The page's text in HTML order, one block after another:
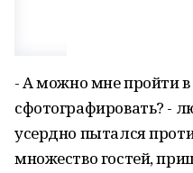
- А можно мне пройти в
сфотографировать? -
усердно пытался
множество гостей,